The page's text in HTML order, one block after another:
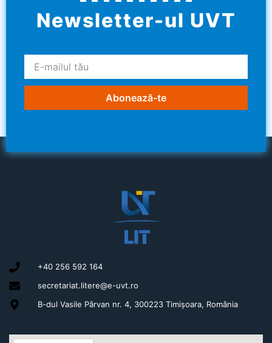
Newsletter-ul UVT
Abonează-te
+40 256 592 164
secretariat.litere@e-uvt.ro
B-dul Vasile Pârvan nr. 4, 300223 Timișoara, România